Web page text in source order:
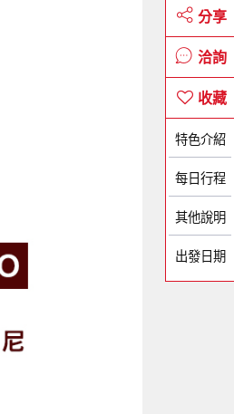
分享
洽詢
特色介紹
每日行程
其他說明
出發日期